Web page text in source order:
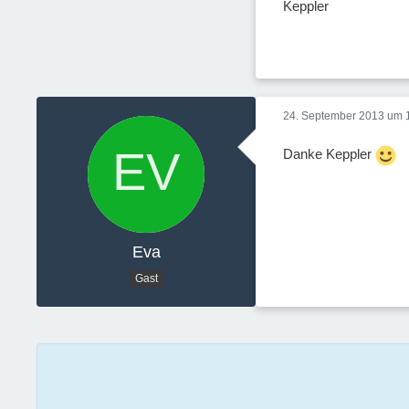
Keppler
Eva
Gast
24. September 2013 um
Danke Keppler